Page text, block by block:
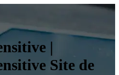
|
Site de